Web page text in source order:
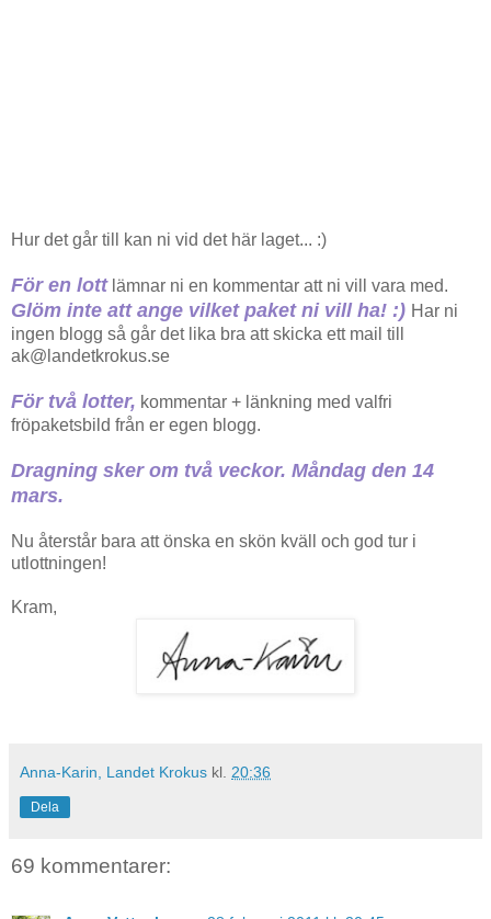
Hur det går till kan ni vid det här laget... :)
För en lottlämnar ni en kommentar att ni vill vara med.
Glöm inte att ange vilket paket ni vill ha! :) Har ni
ingen blogg så går det lika bra att skicka ett mail till
ak@landetkrokus.se
För två lotter, kommentar + länkning med valfri
fröpaketsbild från er egen blogg.
Dragning sker om två veckor. Måndag den 14
mars.
Nu återstår bara att önska en skön kväll och god tur i
utlottningen!
Kram,
Anna-Karin, Landet Krokus kl. 20:36
Dela
69 kommentarer: